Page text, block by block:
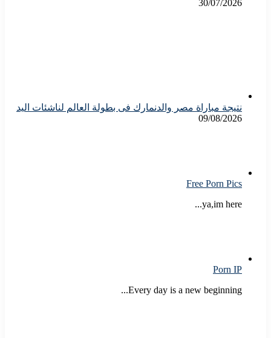
30/07/2026
نتيجة مباراة مصر والدنمارك فى بطولة العالم لناشئات اليد
09/08/2026
Free Porn Pics
ya,im here...
Porn IP
Every day is a new beginning...